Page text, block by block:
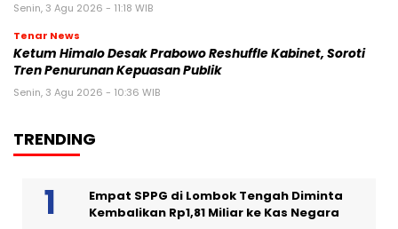
Senin, 3 Agu 2026 - 11:18 WIB
Tenar News
Ketum Himalo Desak Prabowo Reshuffle Kabinet, Soroti
Tren Penurunan Kepuasan Publik
Senin, 3 Agu 2026 - 10:36 WIB
TRENDING
Empat SPPG di Lombok Tengah Diminta
Kembalikan Rp1,81 Miliar ke Kas Negara